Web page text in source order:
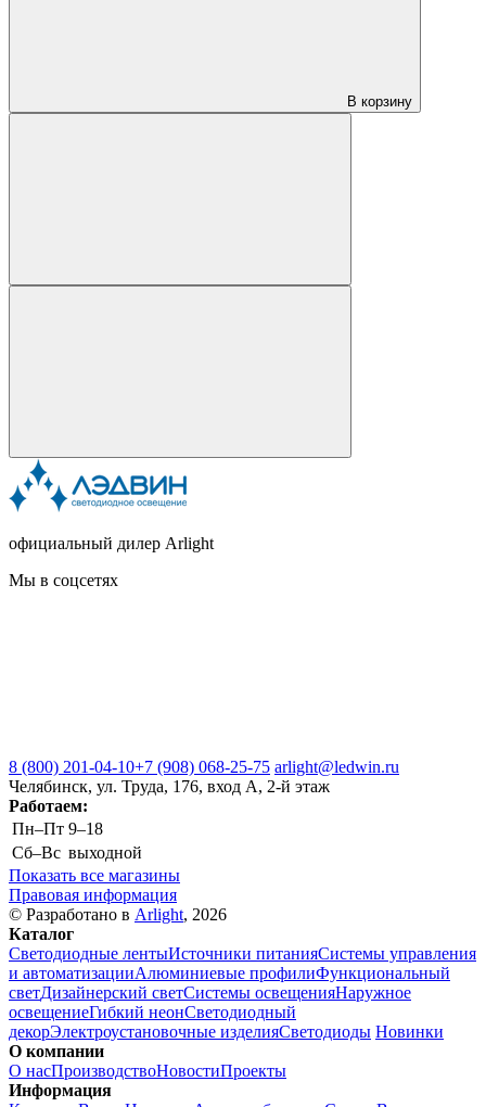
В корзину
официальный дилер Arlight
Мы в соцсетях
8 (800) 201-04-10+7 (908) 068-25-75 arlight@ledwin.ru
Челябинск, ул. Труда, 176, вход А, 2-й этаж
Работаем:
Пн–Пт 9–18
Сб–Вс выходной
Показать все магазины
Правовая информация
© Разработано в Arlight, 2026
Каталог
Светодиодные лентыИсточники питанияСистемы управления
и автоматизацииАлюминиевые профилиФункциональный
светДизайнерский светСистемы освещенияНаружное
освещениеГибкий неонСветодиодный
декорЭлектроустановочные изделияСветодиоды Новинки
О компании
О насПроизводствоНовостиПроекты
Информация